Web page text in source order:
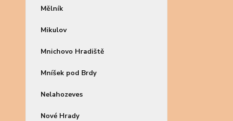
Mělník
Mikulov
Mnichovo Hradiště
Mníšek pod Brdy
Nelahozeves
Nové Hrady